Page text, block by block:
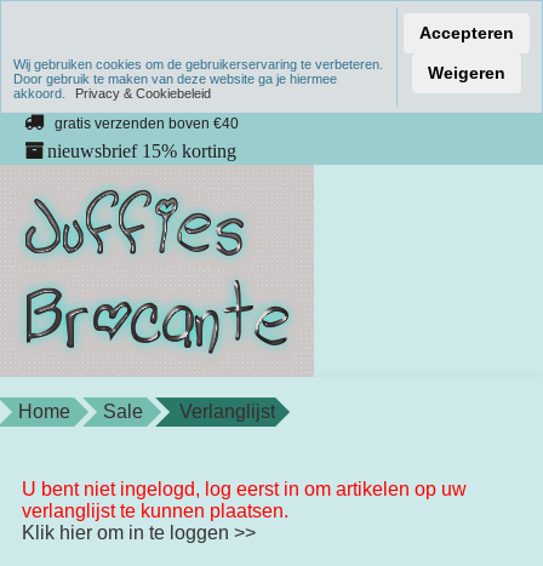
Verzenden binnen 1 werkdag
unieke producten
gratis verzenden boven €40
nieuwsbrief 15% korting
Home Sale Verlanglijst
U bent niet ingelogd, log eerst in om artikelen op uw
verlanglijst te kunnen plaatsen.
Klik hier om in te loggen >>
Wij gebruiken cookies om de gebruikerservaring te verbeteren.
Door gebruik te maken van deze website ga je hiermee
akkoord.
Privacy & Cookiebeleid
Accepteren
Weigeren